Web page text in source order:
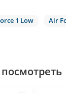
1 Low
Air